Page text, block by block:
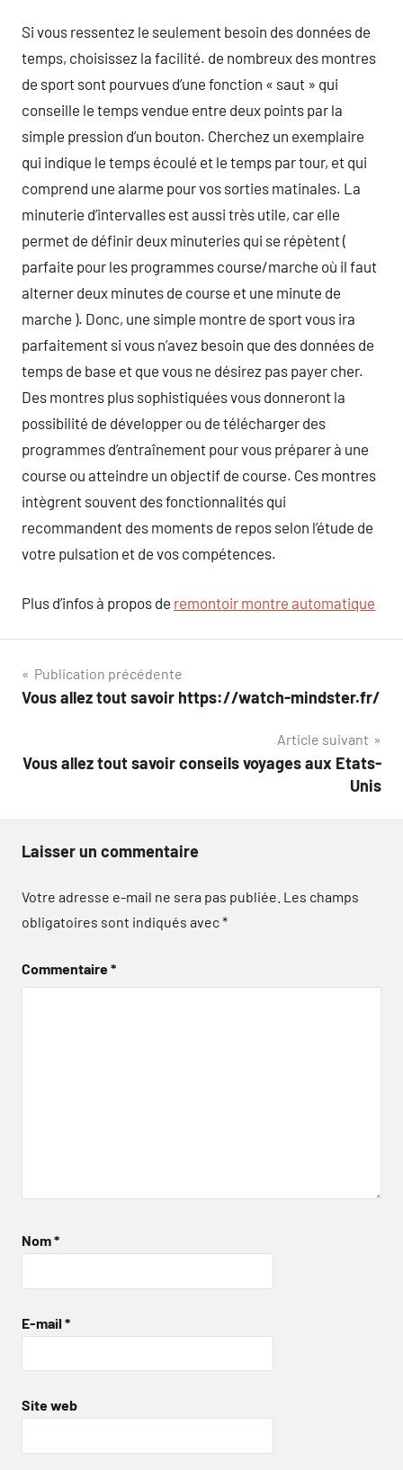
Si vous ressentez le seulement besoin des données de
temps, choisissez la facilité. de nombreux des montres
de sport sont pourvues d’une fonction « saut » qui
conseille le temps vendue entre deux points par la
simple pression d’un bouton. Cherchez un exemplaire
qui indique le temps écoulé et le temps par tour, et qui
comprend une alarme pour vos sorties matinales. La
minuterie d’intervalles est aussi très utile, car elle
permet de définir deux minuteries qui se répètent (
parfaite pour les programmes course/marche où il faut
alterner deux minutes de course et une minute de
marche ). Donc, une simple montre de sport vous ira
parfaitement si vous n’avez besoin que des données de
temps de base et que vous ne désirez pas payer cher.
Des montres plus sophistiquées vous donneront la
possibilité de développer ou de télécharger des
programmes d’entraînement pour vous préparer à une
course ou atteindre un objectif de course. Ces montres
intègrent souvent des fonctionnalités qui
recommandent des moments de repos selon l’étude de
votre pulsation et de vos compétences.
Plus d’infos à propos de remontoir montre automatique
Navigation
de
Publication précédente
Vous allez tout savoir https://watch-mindster.fr/
Article suivant
Vous allez tout savoir conseils voyages aux Etats-
Unis
Laisser un commentaire
Votre adresse e-mail ne sera pas publiée. Les champs
obligatoires sont indiqués avec*
Commentaire*
Nom*
E-mail *
Site web